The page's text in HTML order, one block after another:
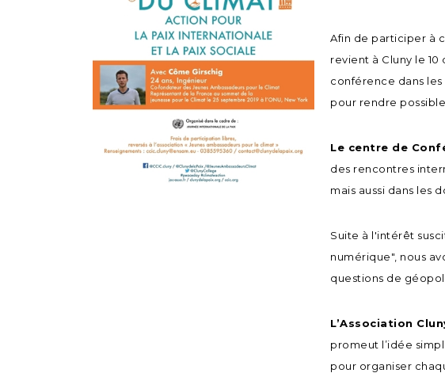
Afin de participer à
revient à Cluny le
conférence dans les
pour rendre
Le centre de
des rencontres
mais aussi dans les
Suite à l'intérêt
numérique", nous
questions de
L’Association
promeut l’idée
pour organiser